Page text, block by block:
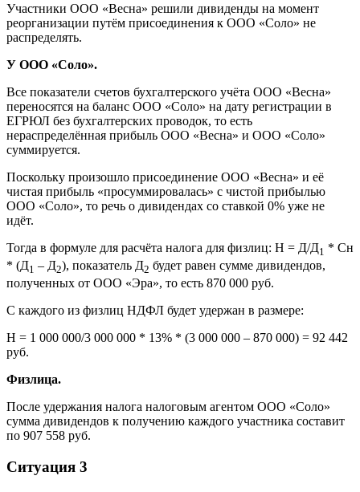
Участники ООО «Весна» решили дивиденды на момент
реорганизации путём присоединения к ООО «Соло» не
распределять.
У ООО «Соло».
Все показатели счетов бухгалтерского учёта ООО «Весна»
переносятся на баланс ООО «Соло» на дату регистрации в
ЕГРЮЛ без бухгалтерских проводок, то есть
нераспределённая прибыль ООО «Весна» и ООО «Соло»
суммируется.
Поскольку произошло присоединение ООО «Весна» и её
чистая прибыль «просуммировалась» с чистой прибылью
ООО «Соло», то речь о дивидендах со ставкой 0% уже не
идёт.
Тогда в формуле для расчёта налога для физлиц: Н = Д/Д1 * Сн
* (Д1 – Д2), показатель Д2 будет равен сумме дивидендов,
полученных от ООО «Эра», то есть 870 000 руб.
С каждого из физлиц НДФЛ будет удержан в размере:
Н = 1 000 000/3 000 000 * 13% * (3 000 000 – 870 000) = 92 442
руб.
Физлица.
После удержания налога налоговым агентом ООО «Соло»
сумма дивидендов к получению каждого участника составит
по 907 558 руб.
Ситуация 3